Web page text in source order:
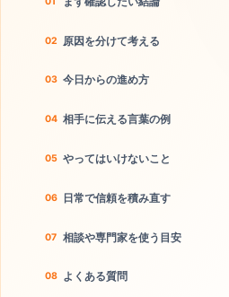
原因を分けて考える
今日からの進め方
相手に伝える言葉の例
やってはいけないこと
日常で信頼を積み直す
相談や専門家を使う目安
よくある質問